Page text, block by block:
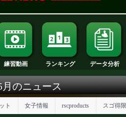
練習動画 ランキング